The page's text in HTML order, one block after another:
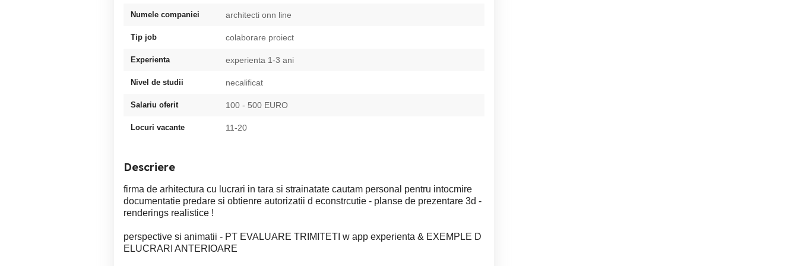
Numele companiei architecti onn line
Tip job colaborare proiect
Experienta experienta 1-3 ani
Nivel de studii necalificat
Salariu oferit 100 - 500 EURO
Locuri vacante 11-20
Descriere
firma de arhitectura cu lucrari in tara si strainatate cautam personal pentru intocmire
documentatie predare si obtienre autorizatii d econstrcutie - planse de prezentare 3d -
renderings realistice !
perspective si animatii - PT EVALUARE TRIMITETI w app experienta & EXEMPLE D
ELUCRARI ANTERIOARE